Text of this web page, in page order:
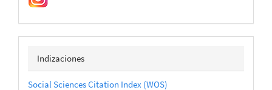
indizaciones
Indizaciones
Social Sciences Citation Index (WOS)